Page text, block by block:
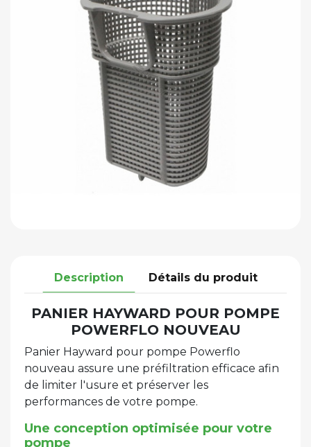
Description Détails du produit
PANIER HAYWARD POUR POMPE
POWERFLO NOUVEAU
Panier Hayward pour pompe Powerflo
nouveau assure une préfiltration efficace afin
de limiter l'usure et préserver les
performances de votre pompe.
Une conception optimisée pour votre
pompe